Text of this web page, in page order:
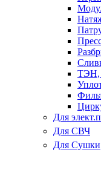
ТЭН,
Для
Для СВЧ
Для Сушки